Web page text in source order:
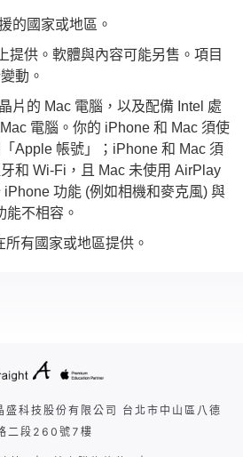
的國家或地區。
提供。軟體與內容可能另售。項目
動。
片的 Mac 電腦，以及配備 Intel 處
電腦。你的 iPhone 和 Mac 須使
Apple 帳號」；iPhone 和 Mac 須
和 Wi-Fi，且 Mac 未使用 AirPlay
功能 (例如相機和麥克風) 與
能不相容。
有國家或地區提供。
技股份有限公司 台北市中山區八德
二段260號7樓